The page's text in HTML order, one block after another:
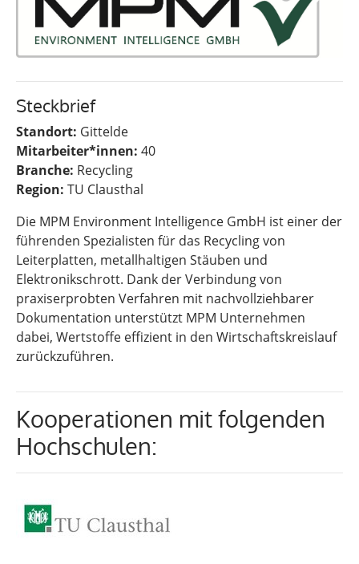
Steckbrief
Standort: Gittelde
Mitarbeiter*innen: 40
Branche: Recycling
Region: TU Clausthal
Die MPM Environment Intelligence GmbH ist einer der
führenden Spezialisten für das Recycling von
Leiterplatten, metallhaltigen Stäuben und
Elektronikschrott. Dank der Verbindung von
praxiserprobten Verfahren mit nachvollziehbarer
Dokumentation unterstützt MPM Unternehmen
dabei, Wertstoffe effizient in den Wirtschaftskreislauf
zurückzuführen.
Kooperationen mit folgenden
Hochschulen: